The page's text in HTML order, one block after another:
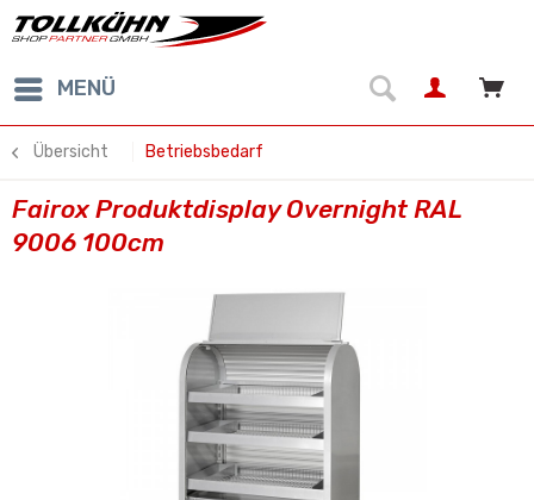
MENÜ
Übersicht Betriebsbedarf
Fairox Produktdisplay Overnight RAL
9006 100cm